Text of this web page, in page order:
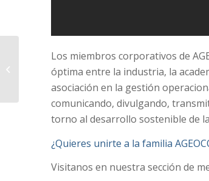
Los miembros corporativos de
óptima entre la industria, la
asociación en la gestión
comunicando, divulgando,
torno al desarrollo sostenible de
¿Quieres unirte a la familia
Visitanos en nuestra sección de
[Ecopetrol · Nuevo
Miembro Corporativo